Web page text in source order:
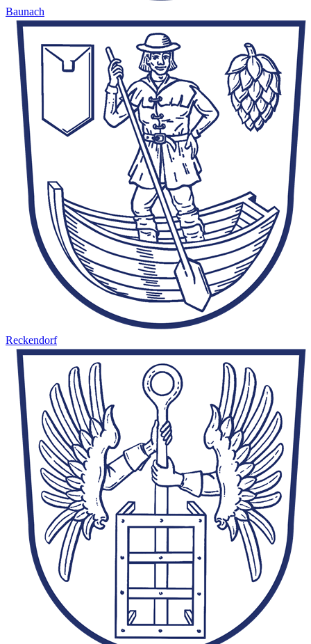
Baunach
Reckendorf